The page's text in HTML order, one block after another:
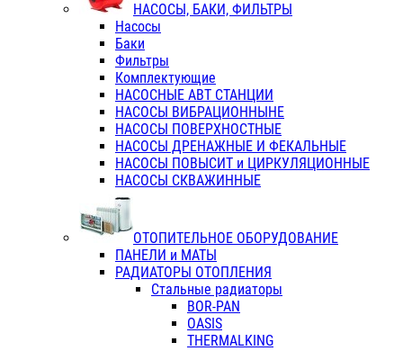
НАСОСЫ, БАКИ, ФИЛЬТРЫ
Насосы
Баки
Фильтры
Комплектующие
НАСОСНЫЕ АВТ СТАНЦИИ
НАСОСЫ ВИБРАЦИОННЫНЕ
НАСОСЫ ПОВЕРХНОСТНЫЕ
НАСОСЫ ДРЕНАЖНЫЕ И ФЕКАЛЬНЫЕ
НАСОСЫ ПОВЫСИТ и ЦИРКУЛЯЦИОННЫЕ
НАСОСЫ СКВАЖИННЫЕ
ОТОПИТЕЛЬНОЕ ОБОРУДОВАНИЕ
ПАНЕЛИ и МАТЫ
РАДИАТОРЫ ОТОПЛЕНИЯ
Стальные радиаторы
BOR-PAN
OASIS
THERMALKING